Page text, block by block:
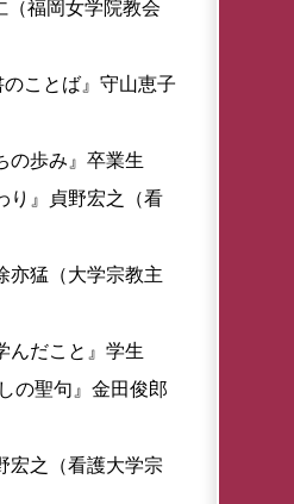
（福岡女学院教会
ことば』守山恵子
の歩み』卒業生
り』貞野宏之（看
亦猛（大学宗教主
んだこと』学生
の聖句』金田俊郎
宏之（看護大学宗